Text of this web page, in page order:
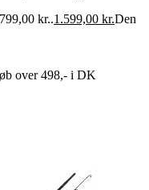
kr..1.599,00 kr.Den
over 498,- i DK